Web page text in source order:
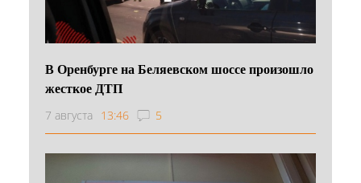
В Оренбурге на Беляевском шоссе произошло
жесткое ДТП
7 августа 13:46 5